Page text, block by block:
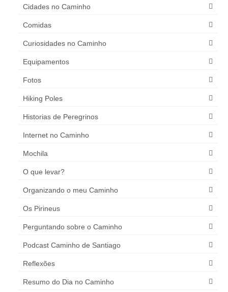
Cidades no Caminho
Comidas
Curiosidades no Caminho
Equipamentos
Fotos
Hiking Poles
Historias de Peregrinos
Internet no Caminho
Mochila
O que levar?
Organizando o meu Caminho
Os Pirineus
Perguntando sobre o Caminho
Podcast Caminho de Santiago
Reflexões
Resumo do Dia no Caminho